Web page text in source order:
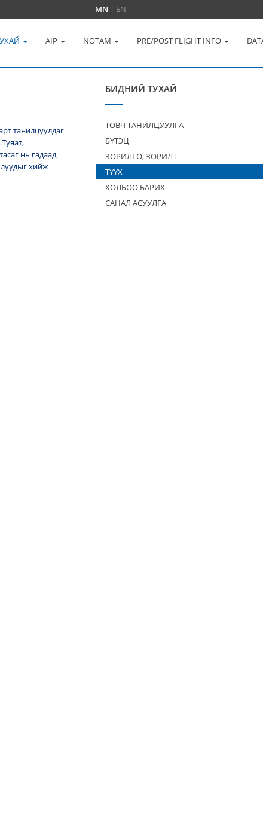
MN | EN
AIP NOTAM PRE/POST FLIGHT INFO
танилцуулдаг
нь гадаад
хийж
БИДНИЙ ТУХАЙ
ТОВЧ ТАНИЛЦУУЛГА
БҮТЭЦ
ЗОРИЛГО, ЗОРИЛТ
ТҮҮХ
ХОЛБОО БАРИХ
САНАЛ АСУУЛГА